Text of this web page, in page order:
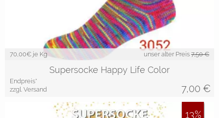
70,00€ je Kg unser alter Preis 7,50 €
Supersocke Happy Life Color
Endpreis*
zzgl. Versand
7,00 €
13%